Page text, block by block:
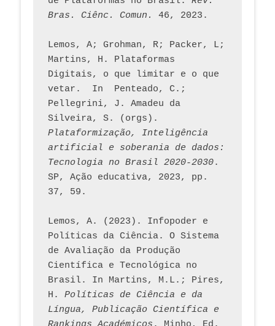
Bras. Ciênc. Comun.
Lemos, A; Grohman, R; Packer, L;
Martins, H. Plataformas
Digitais, o que limitar e o que
vetar.  In  Penteado, C.;
Pellegrini, J. Amadeu da
Plataformização, Inteligência
artificial e soberania de dados:
Tecnologia no Brasil 2020-2030.
SP, Ação educativa, 2023, pp.
37, 59.
Lemos, A. (2023). Infopoder e
Políticas da Ciência. O Sistema
de Avaliação da Produção
Científica e Tecnológica no
Brasil. In Martins, M.L.; Pires,
H. Políticas de Ciência e da
Língua, Publicação Científica e